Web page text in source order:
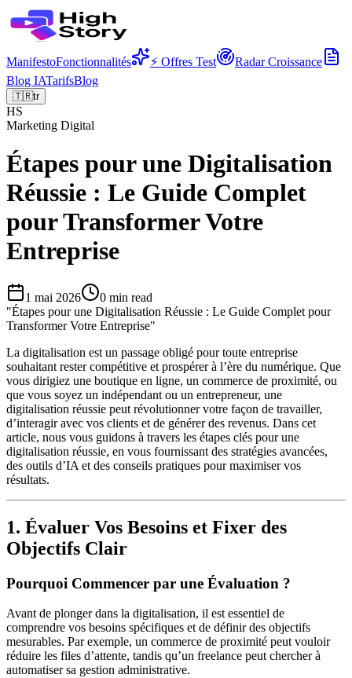
ManifestoFonctionnalités ⚡ Offres Test
Radar Croissance
Blog IATarifsBlog
🇹🇷tr
HS
Marketing Digital
Étapes pour une Digitalisation
Réussie : Le Guide Complet
pour Transformer Votre
Entreprise
1 mai 2026 0 min read
"Étapes pour une Digitalisation Réussie : Le Guide Complet pour
Transformer Votre Entreprise"
La digitalisation est un passage obligé pour toute entreprise
souhaitant rester compétitive et prospérer à l’ère du numérique. Que
vous dirigiez une boutique en ligne, un commerce de proximité, ou
que vous soyez un indépendant ou un entrepreneur, une
digitalisation réussie peut révolutionner votre façon de travailler,
d’interagir avec vos clients et de générer des revenus. Dans cet
article, nous vous guidons à travers les étapes clés pour une
digitalisation réussie, en vous fournissant des stratégies avancées,
des outils d’IA et des conseils pratiques pour maximiser vos
résultats.
1. Évaluer Vos Besoins et Fixer des
Objectifs Clair
Pourquoi Commencer par une Évaluation ?
Avant de plonger dans la digitalisation, il est essentiel de
comprendre vos besoins spécifiques et de définir des objectifs
mesurables. Par exemple, un commerce de proximité peut vouloir
réduire les files d’attente, tandis qu’un freelance peut chercher à
automatiser sa gestion administrative.